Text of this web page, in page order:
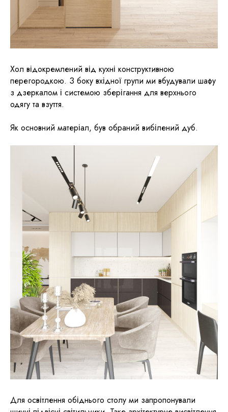
Хол відокремлений від кухні конструктивною
перегородкою. З боку вхідної групи ми вбудували шафу
з дзеркалом і системою зберігання для верхнього
одягу та взуття.
Як основний матеріал, був обраний вибілений дуб.
Для освітлення обіднього столу ми запропонували